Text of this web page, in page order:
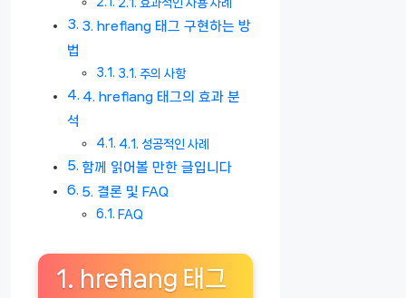
3. hreflang 태그 구현하는 방
법
3.1. 주의 사항
4. hreflang 태그의 효과 분
석
4.1. 성공적인 사례
함께 읽어볼 만한 글입니다
5. 결론 및 FAQ
FAQ
1. hreflang 태그